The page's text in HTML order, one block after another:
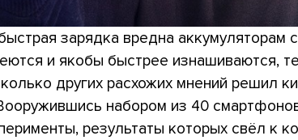
зарядка вредна аккумуляторам
и якобы быстрее изнашиваются,
других расхожих мнений решил
набором из 40
результаты которых свёл к